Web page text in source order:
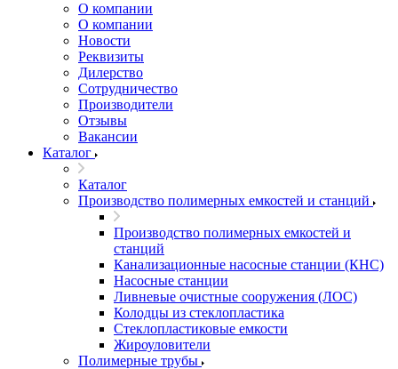
О компании
О компании
Новости
Реквизиты
Дилерство
Сотрудничество
Производители
Отзывы
Вакансии
Каталог
Каталог
Производство полимерных емкостей и станций
Производство полимерных емкостей и
станций
Канализационные насосные станции (КНС)
Насосные станции
Ливневые очистные сооружения (ЛОС)
Колодцы из стеклопластика
Стеклопластиковые емкости
Жироуловители
Полимерные трубы